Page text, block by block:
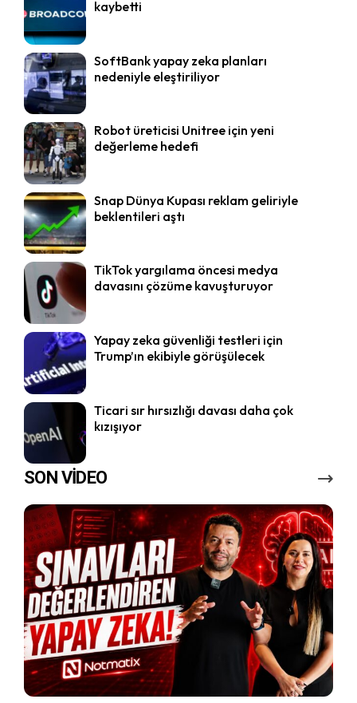
kaybetti
SoftBank yapay zeka planları
nedeniyle eleştiriliyor
Robot üreticisi Unitree için yeni
değerleme hedefi
Snap Dünya Kupası reklam geliriyle
beklentileri aştı
TikTok yargılama öncesi medya
davasını çözüme kavuşturuyor
Yapay zeka güvenliği testleri için
Trump’ın ekibiyle görüşülecek
Ticari sır hırsızlığı davası daha çok
kızışıyor
SON VİDEO